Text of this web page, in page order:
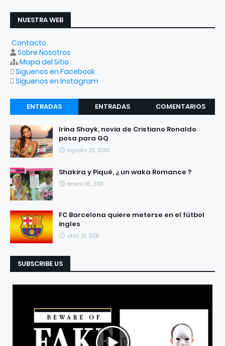
NUESTRA WEB
Contacto
Sobre Nosotros
Mapa del Sitio
Síguenos en Facebook
Síguenos en Instagram
ENTRADAS
RECIENTES
ENTRADAS
COMENTARIOS
Irina Shayk, novia de Cristiano Ronaldo
posa para GQ
agosto 25, 2010
Shakira y Piqué, ¿ un waka Romance ?
enero 16, 2011
FC Barcelona quiere meterse en el fútbol
ingles
abril 21, 2011
SUBSCRIBE US